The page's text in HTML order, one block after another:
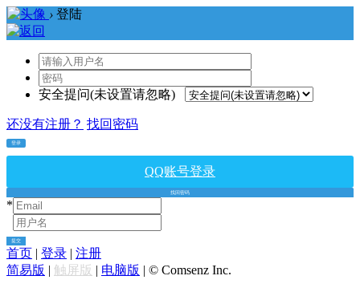
› 登陆
安全提问(未设置请忽略)
还没有注册？ 找回密码
登录
QQ账号登录
找回密码
*
提交
首页 | 登录 | 注册
简易版 | 触屏版 | 电脑版 | © Comsenz Inc.